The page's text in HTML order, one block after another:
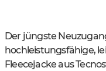
Der jüngste
hochleistungsfähige,
Fleecejacke aus